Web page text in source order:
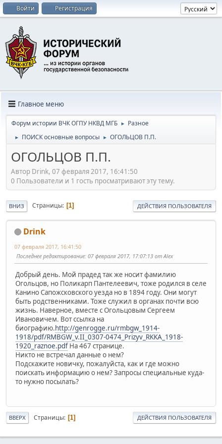
Войти Регистрация
Главное меню
Форум истории ВЧК ОГПУ НКВД МГБ ► Разное
► ПОИСК основные вопросы ► ОГОЛЬЦОВ П.П.
ОГОЛЬЦОВ П.П.
Автор Drink, 07 февраля 2017, 16:41:50
0 Пользователи и 1 гость просматривают эту тему.
ВНИЗ Страницы 1 ДЕЙСТВИЯ ПОЛЬЗОВАТЕЛЯ
Drink
07 февраля 2017, 16:41:50
Последнее редактирование: 07 февраля 2017, 17:07:13 от Alex
Добрый день. Мой прадед так же носит фамилию
Огольцов, но Поликарп Пантелеевич, тоже родился в селе
Канино Сапожсковского уезда но в 1894 году. Они могут
быть родственниками. Тоже служил в органах почти всю
жизнь. Наверное, вместе с Огольцовым Сергеем
Ивановичем. Вот ссылка на
биографию.http://genrogge.ru/rmbgw_1914-
1918/pdf/RMBGW_v.II_0307-0474_Prizyv_RKKA_1918-
1920_raznoe.pdf На 467 странице.
Никто не встречал данные о нем?
Подскажите новичку, пожалуйста, как и где можно
поискать информацию о нем? Запросы специальные куда-
то нужно посылать?
ВВЕРХ Страницы 1 ДЕЙСТВИЯ ПОЛЬЗОВАТЕЛЯ